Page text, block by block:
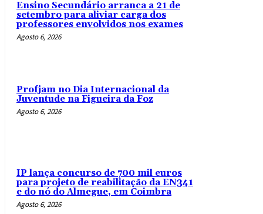
Ensino Secundário arranca a 21 de
setembro para aliviar carga dos
professores envolvidos nos exames
Agosto 6, 2026
Profjam no Dia Internacional da
Juventude na Figueira da Foz
Agosto 6, 2026
IP lança concurso de 700 mil euros
para projeto de reabilitação da EN341
e do nó do Almegue, em Coimbra
Agosto 6, 2026